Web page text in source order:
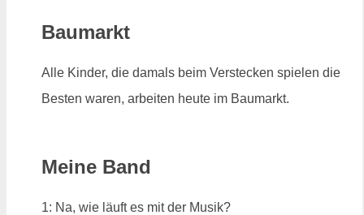
Baumarkt
Alle Kinder, die damals beim Verstecken spielen die
Besten waren, arbeiten heute im Baumarkt.
Meine Band
1: Na, wie läuft es mit der Musik?